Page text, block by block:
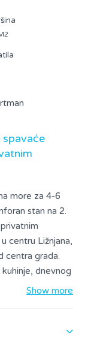
spavaće
more za 4-6
stan na 2.
centru Ližnjana,
centra grada.
dnevnog
i dvije
a u
na razvlačenje
Show more